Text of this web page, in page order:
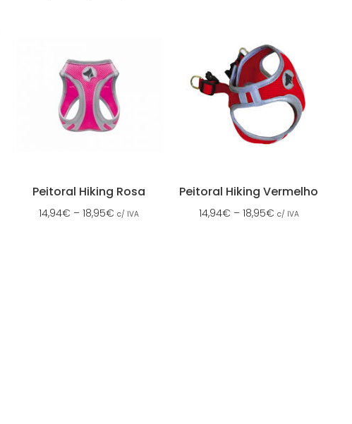
Peitoral Hiking Rosa
14,94€ –18,95€ c/ IVA
Peitoral Hiking Vermelho
14,94€ – 18,95€ c/ IVA